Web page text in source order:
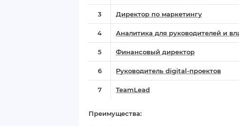
3 Директор по маркетингу
4 Аналитика для руководителей и
5 Финансовый директор
6 Руководитель digital-проектов
7 TeamLead
Преимущества: